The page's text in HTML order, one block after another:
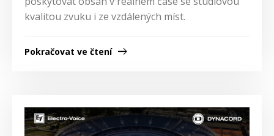
kvalitou zvuku i ze vzdálených míst.
Pokračovat ve čtení